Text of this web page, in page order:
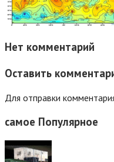
Нет комментарий
Оставить
Для отправки
самое Популярное